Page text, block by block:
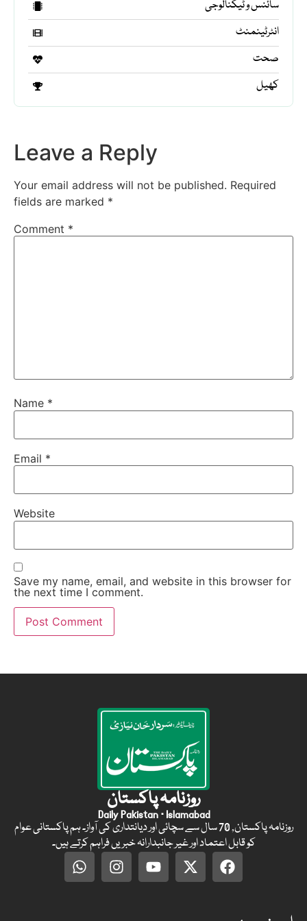
سائنس و ٹیکنالوجی
انٹرٹینمنٹ
صحت
کھیل
Leave a Reply
Your email address will not be published. Required
fields are marked *
Comment *
Name *
Email *
Website
Save my name, email, and website in this browser for
the next time I comment.
روزنامہ پاکستان
Daily Pakistan · Islamabad
روزنامہ پاکستان, 70 سال سے سچائی اور دیانتداری کی آواز۔ ہم پاکستانی عوام
کو قابل اعتماد اور غیر جانبدارانہ خبریں فراہم کرتے ہیں۔